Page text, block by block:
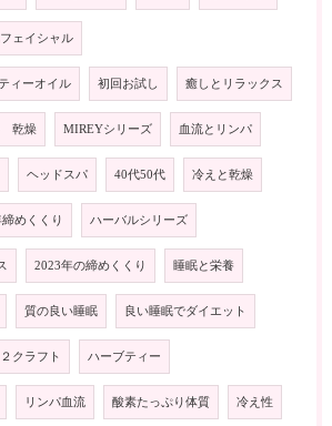
ェイシャル
ィーオイル 初回お試し 癒しとリラックス
乾燥 MIREYシリーズ 血流とリンパ
ヘッドスパ 40代50代 冷えと乾燥
めくくり ハーバルシリーズ
2023年の締めくくり 睡眠と栄養
質の良い睡眠 良い睡眠でダイエット
クラフト ハーブティー
リンパ血流 酸素たっぷり体質 冷え性